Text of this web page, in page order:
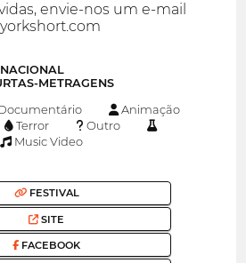
envie-nos um e-mail
METRAGENS
Animação
Terror
Outro
Music Video
FESTIVAL
SITE
FACEBOOK